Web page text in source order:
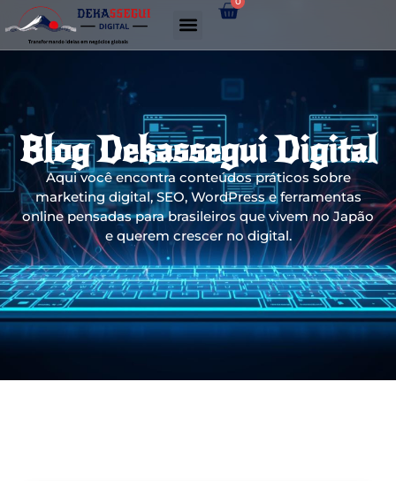
Blog Dekassegui Digital
Aqui você encontra conteúdos práticos sobre
marketing digital, SEO, WordPress e ferramentas
online pensadas para brasileiros que vivem no Japão
e querem crescer no digital.